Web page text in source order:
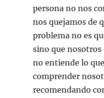
persona no nos
nos quejamos de
problema no es
sino que nosotros
no entiende lo
comprender
recomendando